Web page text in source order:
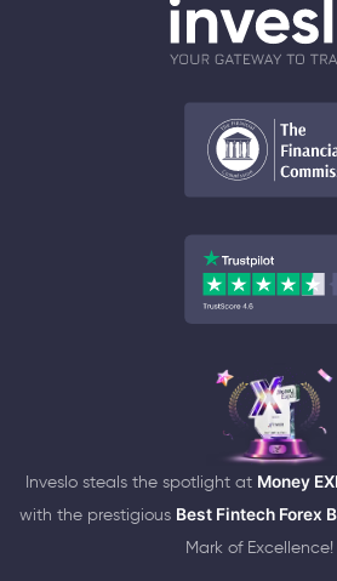
Inveslo steals the spotlight at Money
with the prestigious Best Fintech Forex
Mark of Excellence!